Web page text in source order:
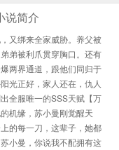
说简介
又绑来全家威胁。养父被
弟被利爪贯穿胸口。还有
两界通道，跟他们同归于
光正好，家人还在，仇人
全服唯一的SSS天赋【万
机缘，苏小曼刚觉醒天
的每一刀，这辈子，她都
小曼，你说我不配拥有这